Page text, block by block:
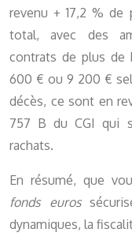
revenu + 17,2 % de
total, avec des
contrats de plus de
600 € ou 9 200 €
décès, ce sont en
757 B du CGI qui
rachats.
En résumé, que
fonds euros
dynamiques, la